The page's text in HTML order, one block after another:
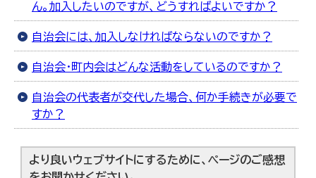
ん。加入したいのですが、どうすればよいですか？
自治会には、加入しなければならないのですか？
自治会・町内会はどんな活動をしているのですか？
自治会の代表者が交代した場合、何か手続きが必要で
すか？
より良いウェブサイトにするために、ページのご感想